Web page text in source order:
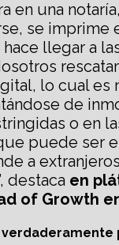
en una
se imprime
llegar a
lo cual es
de
o en
puede ser
a
destaca en
of Growth
verdaderamente